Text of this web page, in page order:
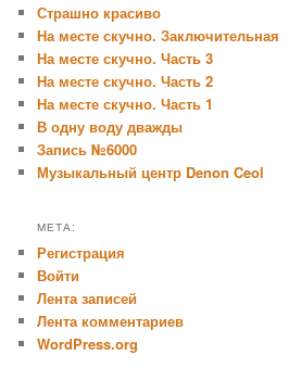
Страшно красиво
На месте скучно. Заключительная
На месте скучно. Часть 3
На месте скучно. Часть 2
На месте скучно. Часть 1
В одну воду дважды
Запись №6000
Музыкальный центр Denon Ceol
МЕТА:
Регистрация
Войти
Лента записей
Лента комментариев
WordPress.org